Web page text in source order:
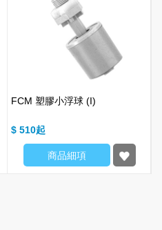
FCM 塑膠小浮球 (I)
$ 510
商品細項